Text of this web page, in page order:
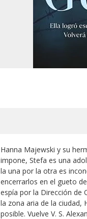
Hanna Majewski y su
impone, Stefa es una
la una por la otra es
encerrarlos en el gueto
espía por la Dirección de
la zona aria de la ciudad,
posible. Vuelve V. S.